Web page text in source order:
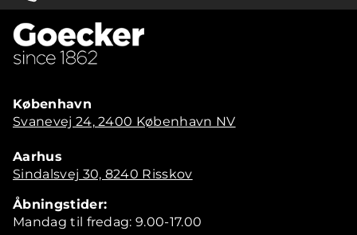
København
Svanevej 24, 2400 København NV
Aarhus
Sindalsvej 30, 8240 Risskov
Åbningstider:
Mandag til fredag: 9.00-17.00